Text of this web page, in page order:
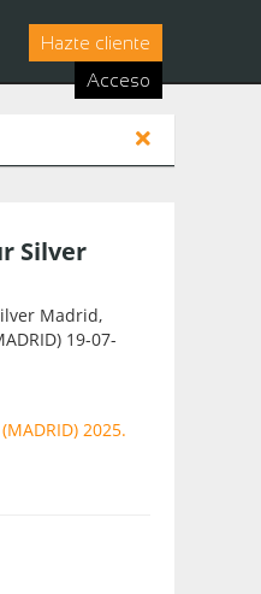
Hazte cliente
Acceso
Silver
Madrid,
19-07-
2025.